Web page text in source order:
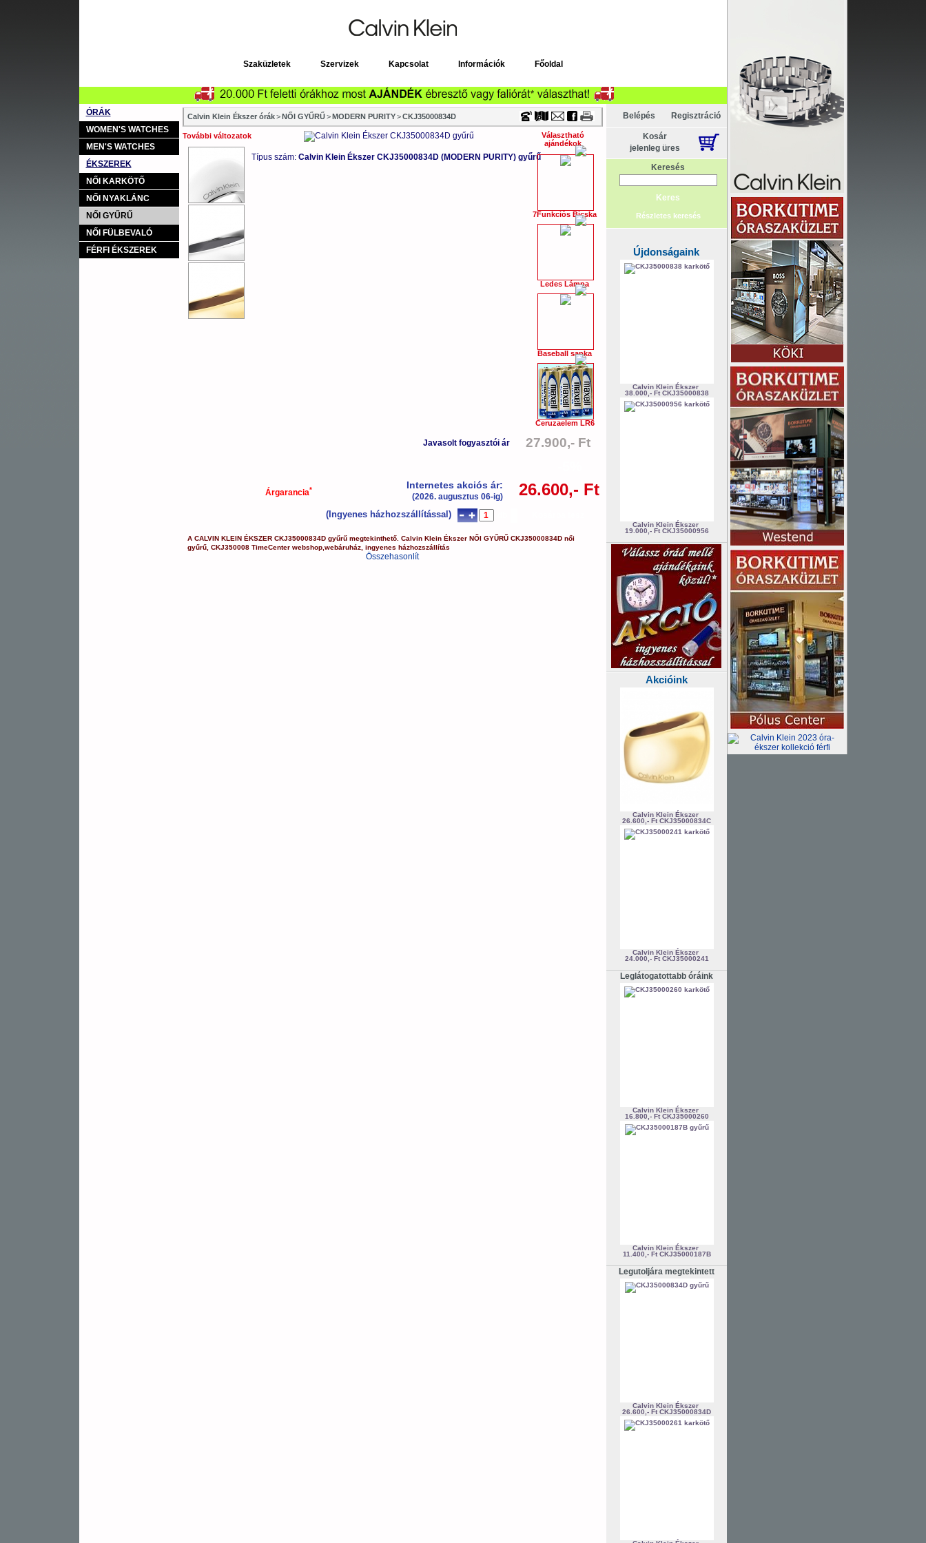
Szaküzletek Szervizek Kapcsolat Információk Főoldal
ÓRÁK
WOMEN'S WATCHES
MEN'S WATCHES
ÉKSZEREK
NŐI KARKÖTŐ
NŐI NYAKLÁNC
NŐI GYŰRŰ
NŐI FÜLBEVALÓ
FÉRFI ÉKSZEREK
Calvin Klein Ékszer órák > NŐI GYŰRŰ > MODERN PURITY > CKJ35000834D
További változatok
Típus szám: Calvin Klein Ékszer CKJ35000834D (MODERN PURITY) gyűrű
Választható
ajándékok
7Funkciós Bicska
Ledes Lámpa
Baseball sapka
Ceruzaelem LR6
Javasolt fogyasztói ár 27.900,- Ft
Árgarancia* Internetes akciós ár:
(2026. augusztus 06-ig) 26.600,- Ft
(Ingyenes házhozszállítással)
A CALVIN KLEIN ÉKSZER CKJ35000834D gyűrűmegtekinthető. Calvin Klein Ékszer NŐI GYŰRŰ CKJ35000834D női
gyűrű, CKJ350008 TimeCenter webshop, webáruház, ingyenes házhozszállítás
Összehasonlít
Belépés Regisztráció
Kosár
jelenleg üres
Keresés
Részletes keresés
Újdonságaink
Calvin Klein Ékszer
38.000,- Ft CKJ35000838
Calvin Klein Ékszer
19.000,- Ft CKJ35000956
Akcióink
Calvin Klein Ékszer
26.600,- Ft CKJ35000834C
Calvin Klein Ékszer
24.000,- Ft CKJ35000241
Leglátogatottabb óráink
Calvin Klein Ékszer
16.800,- Ft CKJ35000260
Calvin Klein Ékszer
11.400,- Ft CKJ35000187B
Legutoljára megtekintett
Calvin Klein Ékszer
26.600,- Ft CKJ35000834D